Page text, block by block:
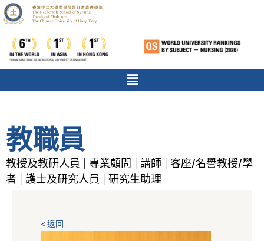
教職員
教授及教研人員 專業顧問 講師
客座/名譽教授/學
者
護士及研究人員 研究生助理
< 返回